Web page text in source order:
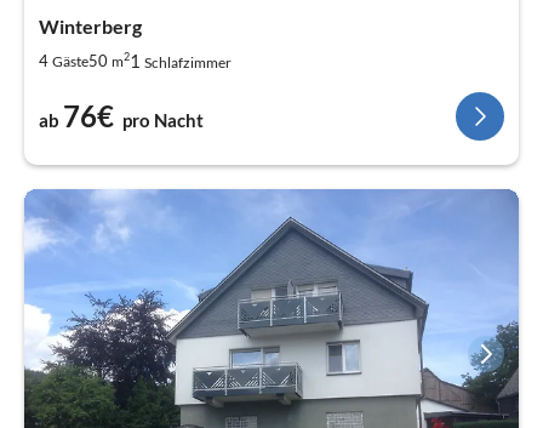
Winterberg
4 Gäste50 m21 Schlafzimmer
ab 76€ pro Nacht